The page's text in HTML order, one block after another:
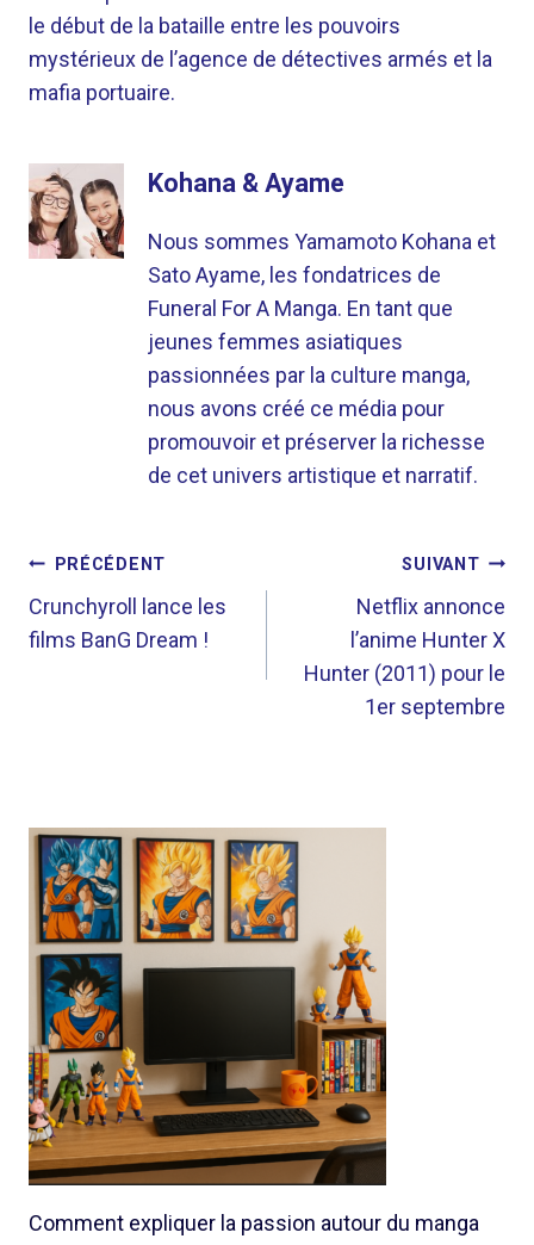
le début de la bataille entre les pouvoirs
mystérieux de l’agence de détectives armés et la
mafia portuaire.
Kohana & Ayame
Nous sommes Yamamoto Kohana et
Sato Ayame, les fondatrices de
Funeral For A Manga. En tant que
jeunes femmes asiatiques
passionnées par la culture manga,
nous avons créé ce média pour
promouvoir et préserver la richesse
de cet univers artistique et narratif.
NAVIGATION
DE
L’ARTICLE
PRÉCÉDENT
Crunchyroll lance les
films BanG Dream !
SUIVANT
Netflix annonce
l’anime Hunter X
Hunter (2011) pour le
1er septembre
Comment expliquer la passion autour du manga